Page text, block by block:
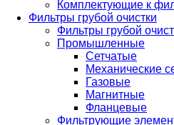
Комплектующие к
Фильтры грубой очистки
Фильтры грубой
Промышленные
Сетчатые
Механические
Газовые
Магнитные
Фланцевые
Фильтрующие